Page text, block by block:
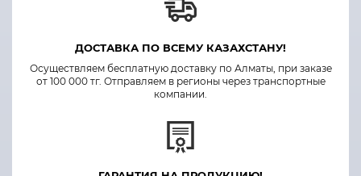
ДОСТАВКА ПО ВСЕМУ КАЗАХСТАНУ!
Осуществляем бесплатную доставку по Алматы, при заказе
от 100 000 тг. Отправляем в регионы через транспортные
компании.